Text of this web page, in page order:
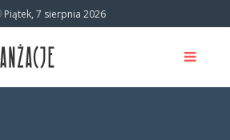
Piątek, 7 sierpnia 2026